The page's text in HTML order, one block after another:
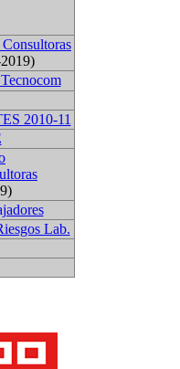
2010-11
Lab.